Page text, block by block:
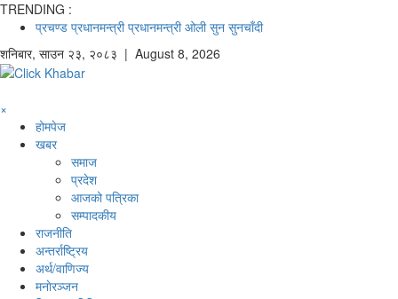
TRENDING :
प्रचण्ड प्रधानमन्त्री प्रधानमन्त्री ओली सुन सुनचाँदी
शनिबार, साउन २३, २०८३ | August 8, 2026
×
होमपेज
खबर
समाज
प्रदेश
आजको पत्रिका
सम्पादकीय
राजनीति
अन्तर्राष्ट्रिय
अर्थ/वाणिज्य
मनाेरञ्जन